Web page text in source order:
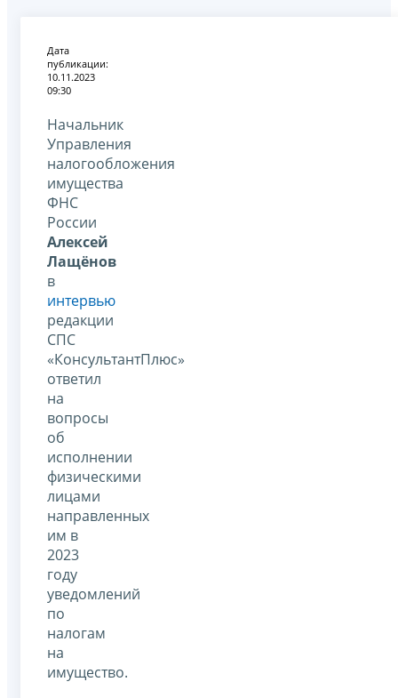
Дата
публикации:
10.11.2023
09:30
Начальник
Управления
налогообложения
имущества
ФНС
России
Алексей
Лащёнов
в
интервью
редакции
СПС
«КонсультантПлюс»
ответил
на
вопросы
об
исполнении
физическими
лицами
направленных
им в
2023
году
уведомлений
по
налогам
на
имущество.